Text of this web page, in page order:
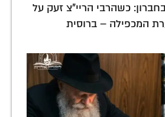
כשהרבי הריי"צ זעק על
המכפילה – ברוסית